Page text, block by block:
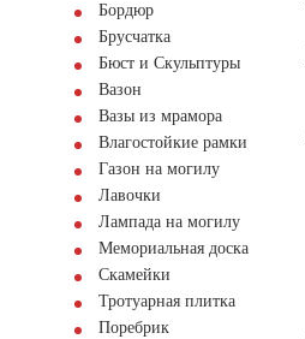
Бордюр
Брусчатка
Бюст и Скульптуры
Вазон
Вазы из мрамора
Влагостойкие рамки
Газон на могилу
Лавочки
Лампада на могилу
Мемориальная доска
Скамейки
Тротуарная плитка
Поребрик